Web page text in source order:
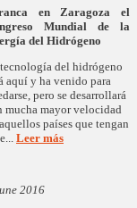
en Zaragoza el
Mundial de la
del Hidrógeno
del hidrógeno
aquí y ha venido para
pero se desarrollará
mucha mayor velocidad
países que tengan
Leer más
2016